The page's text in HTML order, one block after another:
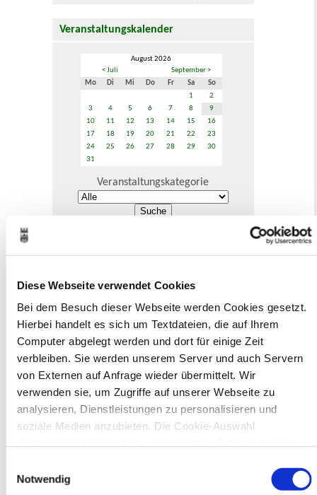
Diese Webseite verwendet Cookies
Bei dem Besuch dieser Webseite werden Cookies gesetzt.
Hierbei handelt es sich um Textdateien, die auf Ihrem
Computer abgelegt werden und dort für einige Zeit
verbleiben. Sie werden unserem Server und auch Servern
von Externen auf Anfrage wieder übermittelt. Wir
verwenden sie, um Zugriffe auf unserer Webseite zu
analysieren, Dienstleistungen zu personalisieren und
soziale Medien anzubieten. Die Cookie-Auswahl
(USA) mit unzureichendem Datenschutzniveau verarbeiten.
Notwendig
Veranstaltungskalender
August 2026
< Juli
September >
Mo
Di Mi Do Fr Sa
So
1
2
3
4 5 6 7 8
9
10
11 12 13 14 15
16
17
18 19 20 21 22
23
24
25 26 27 28 29
30
31
Veranstaltungskategorie
Museen zu entdecken, darunter das
Ikonen-Museum und die
Kunsthalle.Mehr
Online-Beteiligungsportal der